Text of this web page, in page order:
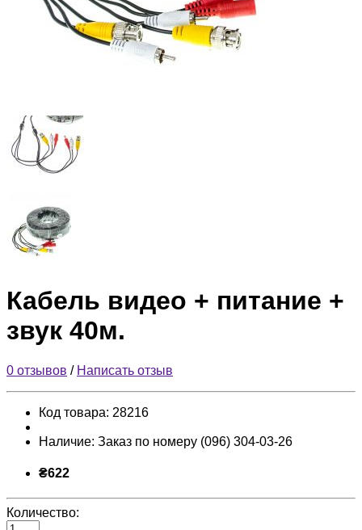
Кабель видео + питание +
звук 40м.
0 отзывов / Написать отзыв
Код товара: 28216
Наличие: Заказ по номеру (096) 304-03-26
₴622
Количество: